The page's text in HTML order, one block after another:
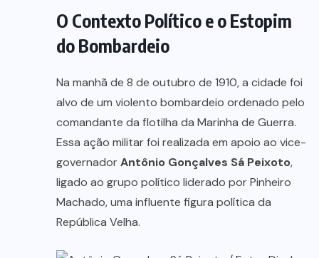
O Contexto Político e o Estopim
do Bombardeio
Na manhã de 8 de outubro de 1910, a cidade foi
alvo de um violento bombardeio ordenado pelo
comandante da flotilha da Marinha de Guerra.
Essa ação militar foi realizada em apoio ao vice-
governadorAntônio Gonçalves Sá Peixoto,
ligado ao grupo político liderado por Pinheiro
Machado, uma influente figura política da
República Velha.